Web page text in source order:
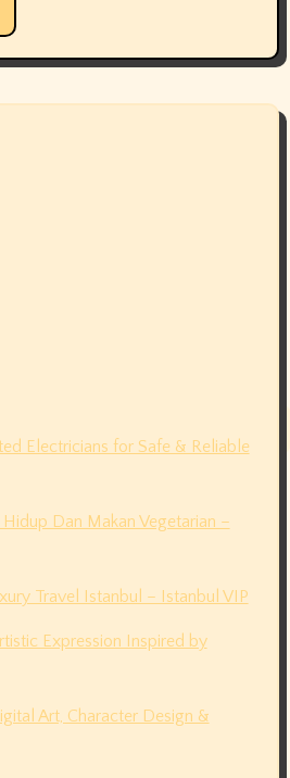
Electricians for Safe & Reliable
Dan Makan Vegetarian –
Travel Istanbul – Istanbul VIP
Expression Inspired by
Art, Character Design &